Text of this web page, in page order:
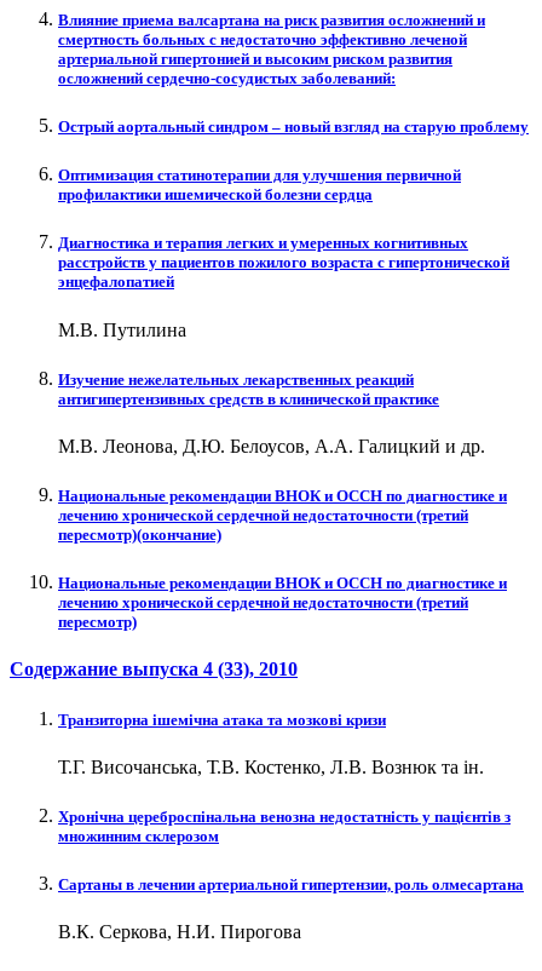
Влияние приема валсартана на риск развития осложнений и
смертность больных с недостаточно эффективно леченой
артериальной гипертонией и высоким риском развития
осложнений сердечно-сосудистых заболеваний:
Острый аортальный синдром – новый взгляд на старую проблему
Оптимизация статинотерапии для улучшения первичной
профилактики ишемической болезни сердца
Диагностика и терапия легких и умеренных когнитивных
расстройств у пациентов пожилого возраста с гипертонической
энцефалопатией
М.В. Путилина
Изучение нежелательных лекарственных реакций
антигипертензивных средств в клинической практике
М.В. Леонова, Д.Ю. Белоусов, А.А. Галицкий и др.
Национальные рекомендации ВНОК и ОССН по диагностике и
лечению хронической сердечной недостаточности (третий
пересмотр)(окончание)
Национальные рекомендации ВНОК и ОССН по диагностике и
лечению хронической сердечной недостаточности (третий
пересмотр)
Содержание выпуска 4 (33), 2010
Транзиторна ішемічна атака та мозкові кризи
Т.Г. Височанська, Т.В. Костенко, Л.В. Вознюк та ін.
Хронічна цереброспінальна венозна недостатність у пацієнтів з
множинним склерозом
Сартаны в лечении артериальной гипертензии, роль олмесартана
В.К. Серкова, Н.И. Пирогова